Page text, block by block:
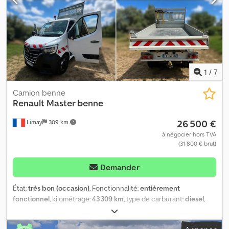
programme électronique de stabilité (ESP), retardeur,
régulateur de vitesse, verrouillage centralisé, RENAULT T 520
Dcjdpfszrh Ttex Apiek ABS, EBS, Retardateur, Climatisation, Vitres
électriques, Ordinateur de bord, Chauffage de stationnement,
Direction assistée,2 Sièges à suspension pneumatique,
Tachygraphe, Chauffage : Webasto
1 / 7
Limay 309 km
Camion benne
Renault Master benne
26 500 €
à négocier hors TVA
(31 800 € brut)
Demander
État:très bon (occasion), Fonctionnalité:entièrement
fonctionnel , kilométrage:43 309 km , type de carburant:diesel
7 000 kg
Master Benne Gruau – 43 309 km – 26 500 € Prix : 26 500 € Je